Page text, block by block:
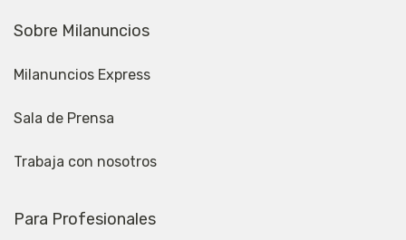
Sobre Milanuncios
Milanuncios Express
Sala de Prensa
Trabaja con nosotros
Para Profesionales